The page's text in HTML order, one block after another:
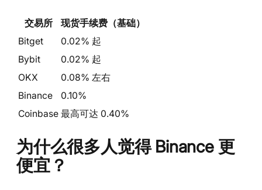
交易所
现货手续费（基础）
Bitget
0.02% 起
Bybit
0.02% 起
OKX
0.08% 左右
Binance
0.10%
Coinbase 最高可达 0.40%
为什么很多人觉得 Binance 更
便宜？